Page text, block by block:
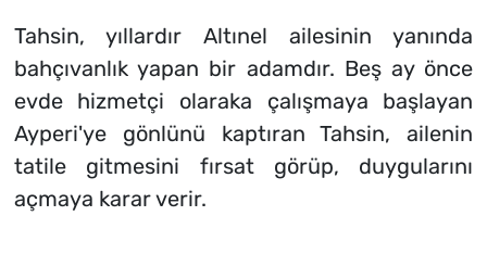
Tahsin, yıllardır Altınel ailesinin yanında
bahçıvanlık yapan bir adamdır. Beş ay önce
evde hizmetçi olaraka çalışmaya başlayan
Ayperi'ye gönlünü kaptıran Tahsin, ailenin
tatile gitmesini fırsat görüp, duygularını
açmaya karar verir.